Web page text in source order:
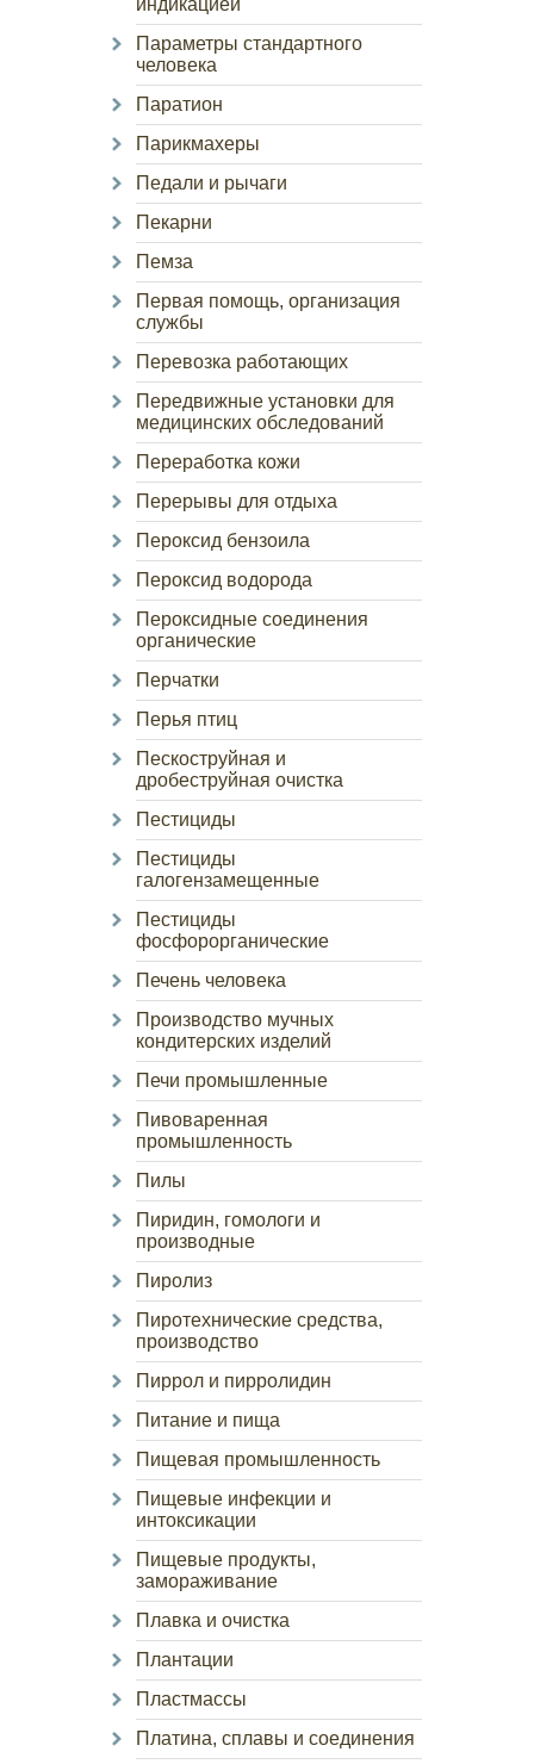
индикацией
Параметры стандартного
человека
Паратион
Парикмахеры
Педали и рычаги
Пекарни
Пемза
Первая помощь, организация
службы
Перевозка работающих
Передвижные установки для
медицинских обследований
Переработка кожи
Перерывы для отдыха
Пероксид бензоила
Пероксид водорода
Пероксидные соединения
органические
Перчатки
Перья птиц
Пескоструйная и
дробеструйная очистка
Пестициды
Пестициды
галогензамещенные
Пестициды
фосфорорганические
Печень человека
Производство мучных
кондитерских изделий
Печи промышленные
Пивоваренная
промышленность
Пилы
Пиридин, гомологи и
производные
Пиролиз
Пиротехнические средства,
производство
Пиррол и пирролидин
Питание и пища
Пищевая промышленность
Пищевые инфекции и
интоксикации
Пищевые продукты,
замораживание
Плавка и очистка
Плантации
Пластмассы
Платина, сплавы и соединения